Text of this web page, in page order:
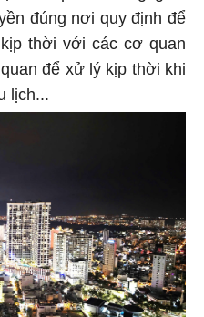
đúng nơi quy định để
thời với các cơ quan
để xử lý kịp thời khi
lịch...